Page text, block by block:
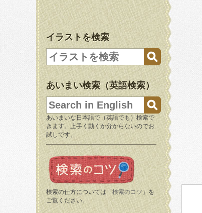
イラストを検索
あいまい検索（英語検索）
あいまいな日本語で（英語でも）検索で
きます。上手く動くか分からないのでお
試しです。
検索の仕方については「 検索のコツ 」を
ご覧ください。